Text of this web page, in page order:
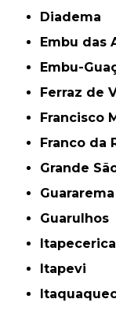
Diadema
Embu das
Embu-
Ferraz de
Francisco
Franco da
Grande
Guararema
Guarulhos
Itapevi